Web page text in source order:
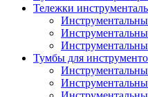
Тележки
Тумбы для